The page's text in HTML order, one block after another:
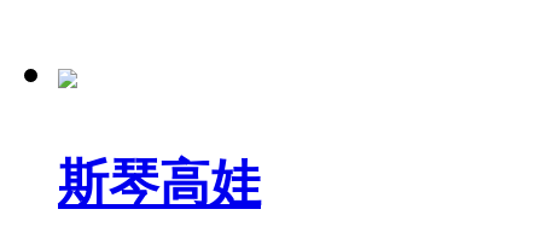
斯琴高娃